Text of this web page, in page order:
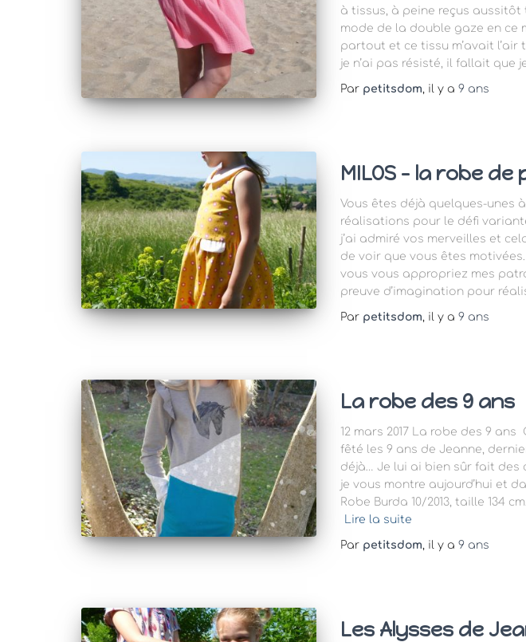
à tissus, à peine reçus aussitôt
mode de la double gaze en ce
partout et ce tissu m’avait
je n’ai pas résisté, il fallait que
Par petitsdom, il y a 9 ans
MILOS – la robe
Vous êtes déjà quelques-unes
réalisations pour le défi
j’ai admiré vos merveilles et
de voir que vous êtes
vous vous appropriez mes
preuve d’imagination pour
Par petitsdom, il y a 9 ans
La robe des 9 ans
12 mars 2017 La robe des 9
fêté les 9 ans de Jeanne,
déjà… Je lui ai bien sûr fait des
je vous montre aujourd’hui et
Robe Burda 10/2013, taille 134
Lire la suite
Par petitsdom, il y a 9 ans
Les Alysses de